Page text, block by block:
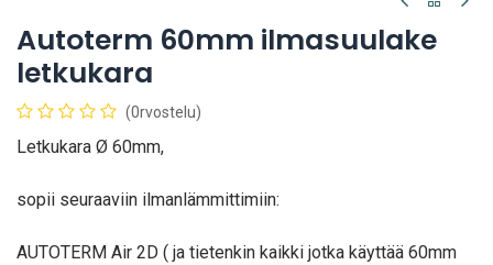
Autoterm 60mm ilmasuulake
letkukara
(0rvostelu)
Letkukara Ø 60mm,
sopii seuraaviin ilmanlämmittimiin:
AUTOTERM Air 2D ( ja tietenkin kaikki jotka käyttää 60mm